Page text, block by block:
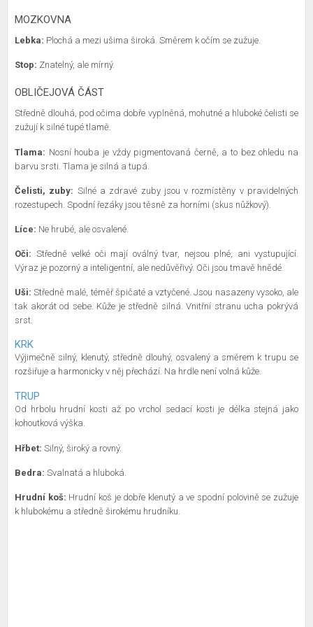
MOZKOVNA
Lebka: Plochá a mezi ušima široká. Směrem k očím se zužuje.
Stop: Znatelný, ale mírný.
OBLIČEJOVÁ ČÁST
Středně dlouhá, pod očima dobře vyplněná, mohutné a hluboké čelisti se
zužují k silné tupé tlamě.
Tlama: Nosní houba je vždy pigmentovaná černě, a to bez ohledu na
barvu srsti. Tlama je silná a tupá.
Čelisti, zuby: Silné a zdravé zuby jsou v rozmístěny v pravidelných
rozestupech. Spodní řezáky jsou těsně za horními (skus nůžkový).
Líce: Ne hrubé, ale osvalené.
Oči: Středně velké oči mají oválný tvar, nejsou plné, ani vystupující.
Výraz je pozorný a inteligentní, ale nedůvěřivý. Oči jsou tmavě hnědé.
Uši: Středně malé, téměř špičaté a vztyčené. Jsou nasazeny vysoko, ale
tak akorát od sebe. Kůže je středně silná. Vnitřní stranu ucha pokrývá
srst.
KRK
Výjimečně silný, klenutý, středně dlouhý, osvalený a směrem k trupu se
rozšiřuje a harmonicky v něj přechází. Na hrdle není volná kůže.
TRUP
Od hrbolu hrudní kosti až po vrchol sedací kosti je délka stejná jako
kohoutková výška.
Hřbet: Silný, široký a rovný.
Bedra: Svalnatá a hluboká.
Hrudní koš: Hrudní koš je dobře klenutý a ve spodní polovině se zužuje
k hlubokému a středně širokému hrudníku.